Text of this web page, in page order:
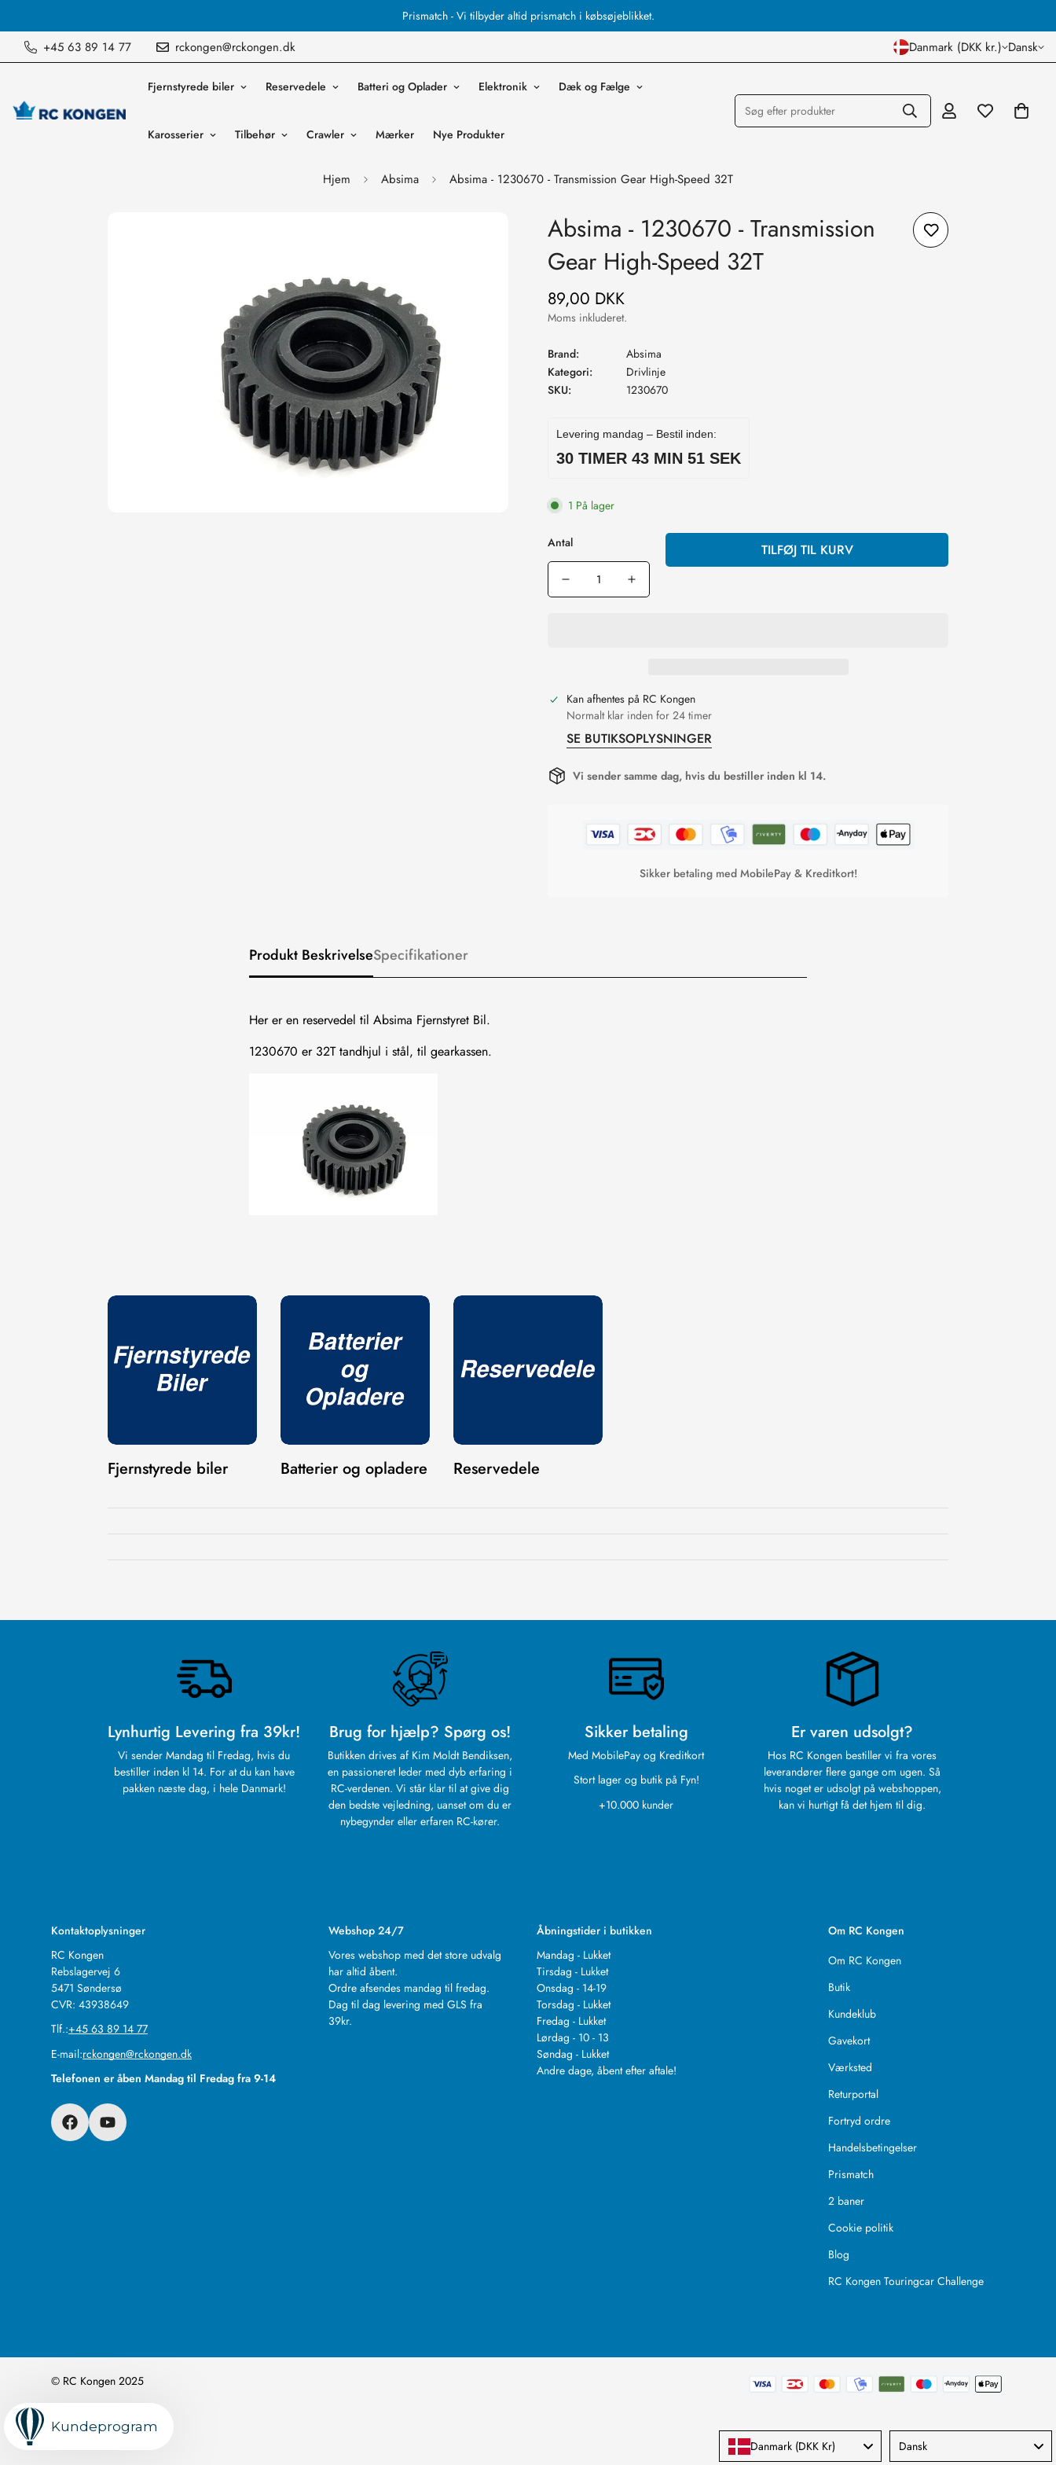
Prismatch - Vi tilbyder altid prismatch i købsøjeblikket.
+45 63 89 14 77 rckongen@rckongen.dk Danmark (DKK kr.) Dansk
Fjernstyrede biler Reservedele Batteri og Oplader Elektronik Dæk og Fælge
Karosserier Tilbehør Crawler Mærker Nye Produkter
Søg efter produkter
Hjem Absima Absima - 1230670 - Transmission Gear High-Speed 32T
Absima - 1230670 - Transmission
Gear High-Speed 32T
Normal
pris
89,00 DKK
Moms inkluderet.
Brand:
Absima
Kategori:
Drivlinje
SKU:
1230670
Levering mandag – Bestil inden:
30 TIMER 43 MIN 50 SEK
1 På lager
Antal TILFØJ TIL KURV
Kan afhentes på RC Kongen
Normalt klar inden for 24 timer
SE BUTIKSOPLYSNINGER
Vi sender samme dag, hvis du bestiller inden kl 14.
Sikker betaling med MobilePay & Kreditkort!
Produkt BeskrivelseSpecifikationer
Her er en reservedel til Absima Fjernstyret Bil.
1230670 er 32T tandhjul i stål, til gearkassen.
Fjernstyrede biler Batterier og opladere Reservedele
Lynhurtig Levering fra 39kr!
Vi sender Mandag til Fredag, hvis du
bestiller inden kl 14. For at du kan have
pakken næste dag, i hele Danmark!
Brug for hjælp? Spørg os!
Butikken drives af Kim Moldt Bendiksen,
en passioneret leder med dyb erfaring i
RC-verdenen. Vi står klar til at give dig
den bedste vejledning, uanset om du er
nybegynder eller erfaren RC-kører.
Sikker betaling
Med MobilePay og Kreditkort
Stort lager og butik på Fyn!
+10.000 kunder
Er varen udsolgt?
Hos RC Kongen bestiller vi fra vores
leverandører flere gange om ugen. Så
hvis noget er udsolgt på webshoppen,
kan vi hurtigt få det hjem til dig.
Kontaktoplysninger
RC Kongen
Rebslagervej 6
5471 Søndersø
CVR: 43938649
Tlf.:+45 63 89 14 77
E-mail:rckongen@rckongen.dk
Telefonen er åben Mandag til Fredag fra 9-14
Webshop 24/7
Vores webshop med det store udvalg
har altid åbent.
Ordre afsendes mandag til fredag.
Dag til dag levering med GLS fra
39kr.
Åbningstider i butikken
Mandag - Lukket
Tirsdag - Lukket
Onsdag - 14-19
Torsdag - Lukket
Fredag - Lukket
Lørdag - 10 - 13
Søndag - Lukket
Andre dage, åbent efter aftale!
Om RC Kongen
Om RC Kongen
Butik
Kundeklub
Gavekort
Værksted
Returportal
Fortryd ordre
Handelsbetingelser
Prismatch
2 baner
Cookie politik
Blog
RC Kongen Touringcar Challenge
© RC Kongen 2025
NO, I'M NOT YES, I AM
Danmark (DKK Kr) Dansk
Kundeprogram